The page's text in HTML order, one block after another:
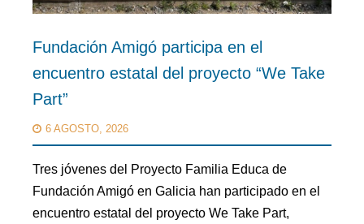
Fundación Amigó participa en el
encuentro estatal del proyecto “We Take
Part”
6 AGOSTO, 2026
Tres jóvenes del Proyecto Familia Educa de
Fundación Amigó en Galicia han participado en el
encuentro estatal del proyecto We Take Part,